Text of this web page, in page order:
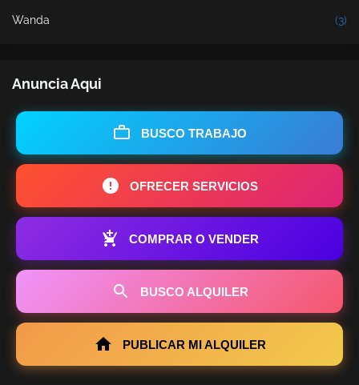
Wanda (3)
Anuncia Aqui
BUSCO TRABAJO
OFRECER SERVICIOS
COMPRAR O VENDER
BUSCO ALQUILER
PUBLICAR MI ALQUILER